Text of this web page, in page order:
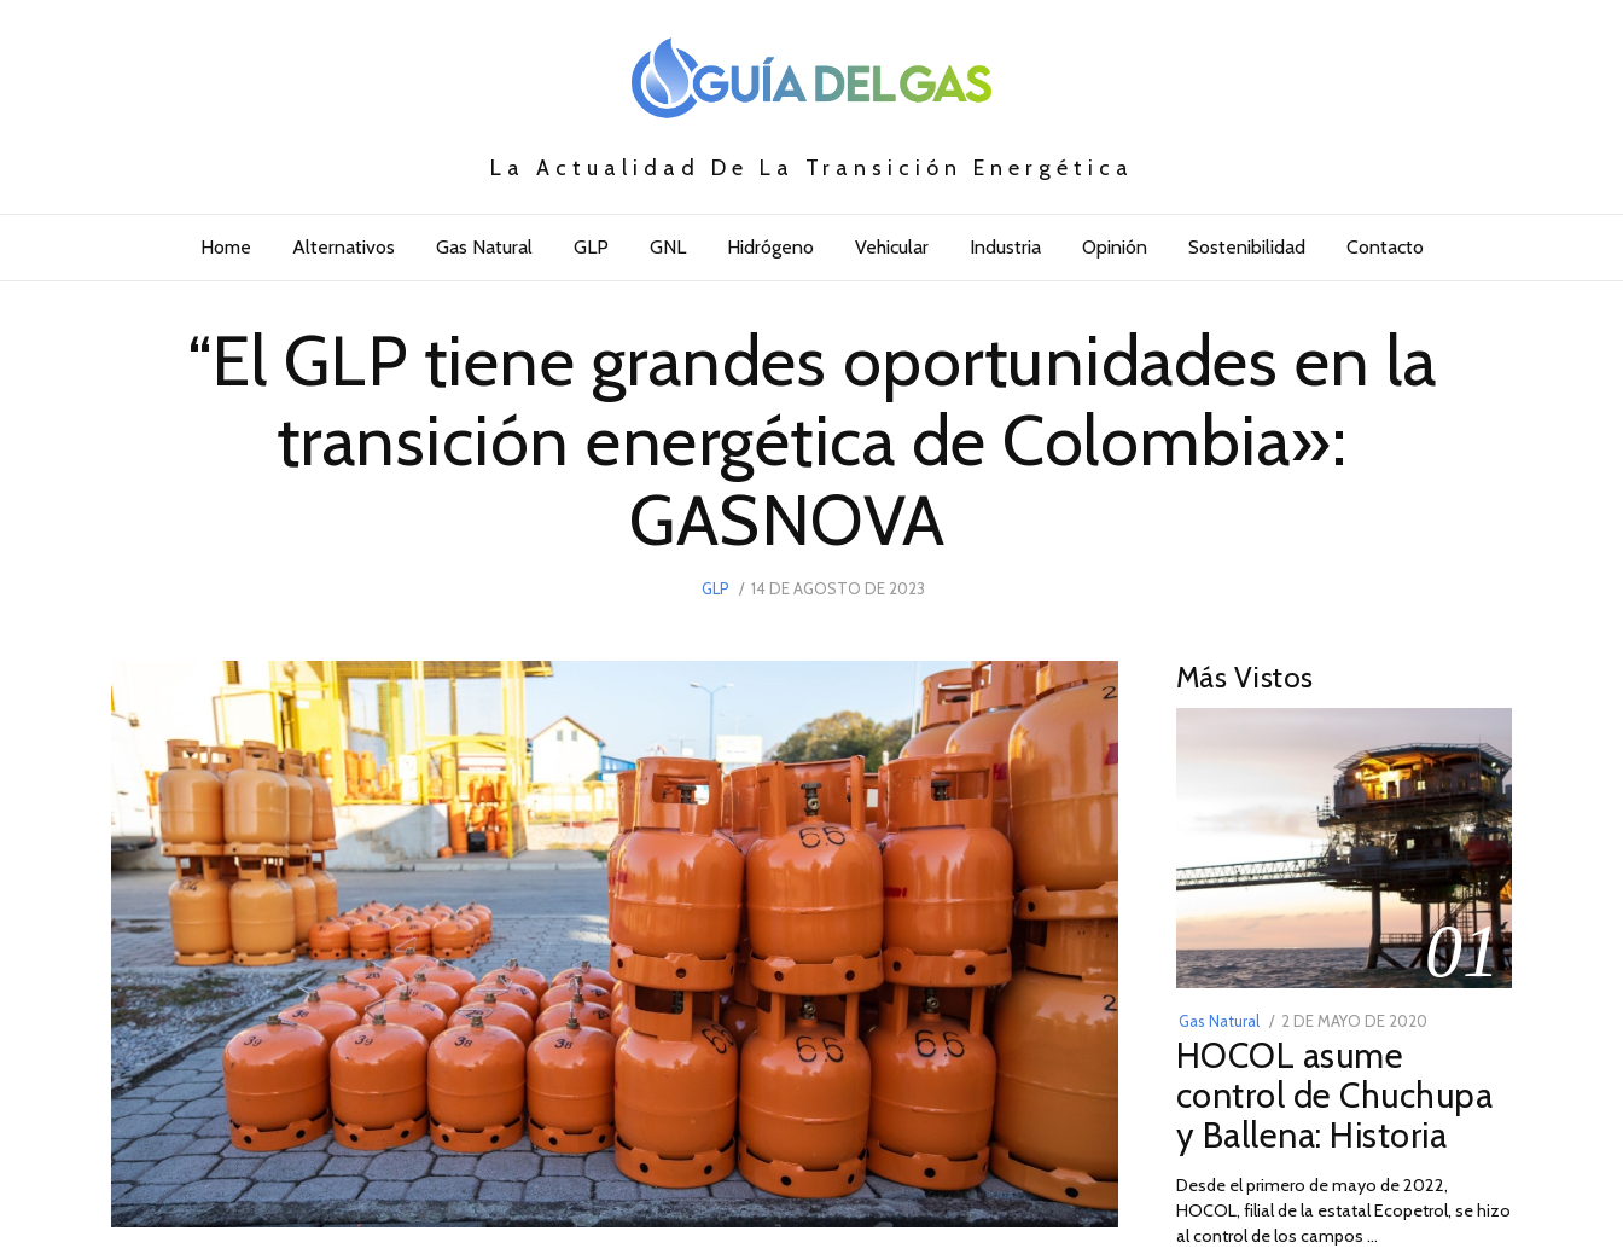
La Actualidad De La Transición Energética
Home Alternativos Gas Natural GLP GNL Hidrógeno Vehicular Industria Opinión Sostenibilidad Contacto
“El GLP tiene grandes oportunidades en la
transición energética de Colombia»:
GASNOVA
GLP
POSTED
14 DE AGOSTO DE 2023
Más Vistos
01
Gas Natural
POSTED
ON
2 DE MAYO DE 2020
DE
2026
HOCOL asume
control de Chuchupa
y Ballena: Historia
Desde el primero de mayo de 2022,
HOCOL, filial de la estatal Ecopetrol, se hizo
al control de los campos …